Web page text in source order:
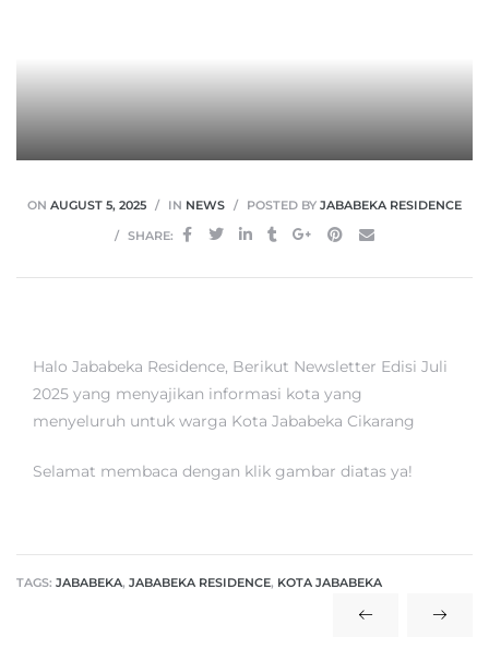
ON AUGUST 5, 2025 IN NEWS POSTED BY JABABEKA RESIDENCE
SHARE:
Halo Jababeka Residence, Berikut Newsletter Edisi Juli
2025 yang menyajikan informasi kota yang
menyeluruh untuk warga Kota Jababeka Cikarang
Selamat membaca dengan klik gambar diatas ya!
TAGS: JABABEKA, JABABEKA RESIDENCE, KOTA JABABEKA